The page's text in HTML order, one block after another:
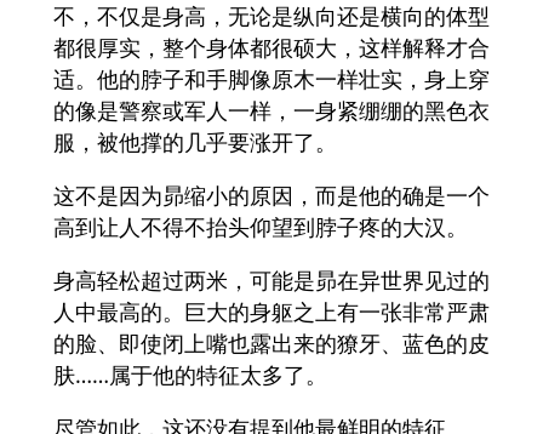
不，不仅是身高，无论是纵向还是横向的体型
都很厚实，整个身体都很硕大，这样解释才合
适。他的脖子和手脚像原木一样壮实，身上穿
的像是警察或军人一样，一身紧绷绷的黑色衣
服，被他撑的几乎要涨开了。
这不是因为昴缩小的原因，而是他的确是一个
高到让人不得不抬头仰望到脖子疼的大汉。
身高轻松超过两米，可能是昴在异世界见过的
人中最高的。巨大的身躯之上有一张非常严肃
的脸、即使闭上嘴也露出来的獠牙、蓝色的皮
肤……属于他的特征太多了。